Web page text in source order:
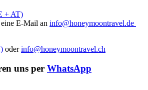
+ AT)
E-Mail an info@honeymoontravel.de
oderinfo@honeymoontravel.ch
uns per WhatsApp